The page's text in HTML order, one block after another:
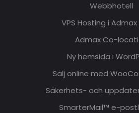
Webbhotell
VPS Hosting i
Admax Co-
Ny hemsida i
Sälj online med
Säkerhets- och
SmarterMail™ e-